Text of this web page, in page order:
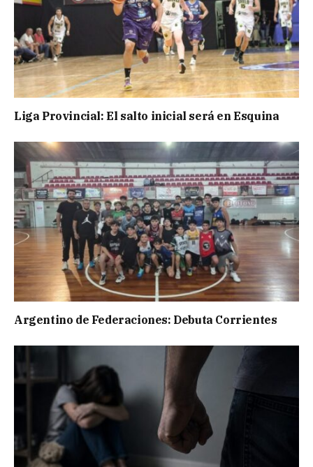
Liga Provincial: El salto inicial será en Esquina
Argentino de Federaciones: Debuta Corrientes